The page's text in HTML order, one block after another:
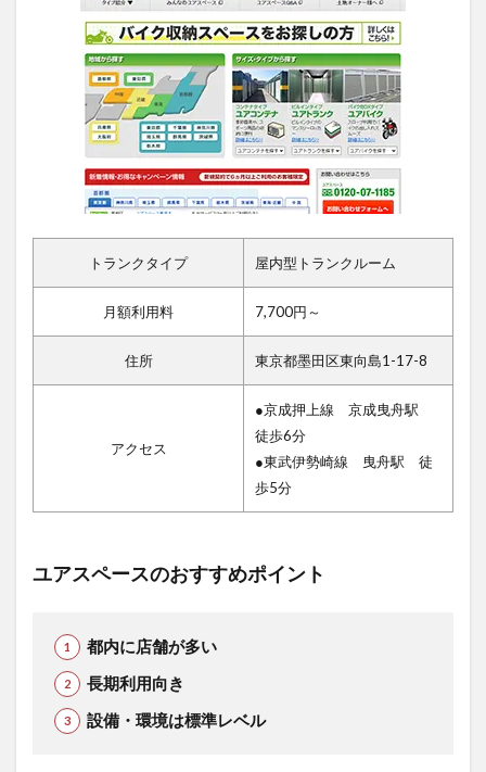
トランクタイプ 屋内型トランクルーム
月額利用料 7,700円～
住所 東京都墨田区東向島1-17-8
アクセス
●京成押上線 京成曳舟駅
徒歩6分
●東武伊勢崎線 曳舟駅 徒
歩5分
ユアスペースのおすすめポイント
都内に店舗が多い
長期利用向き
設備・環境は標準レベル